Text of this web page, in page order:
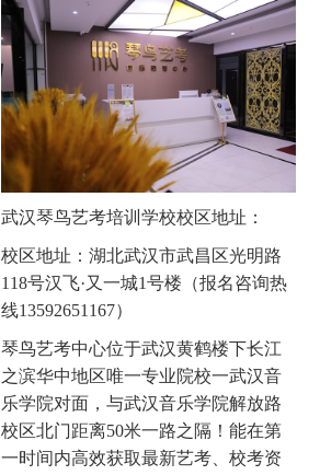
武汉琴鸟艺考培训学校校区地址：
校区地址：湖北武汉市武昌区光明路
118号汉飞·又一城1号楼（报名咨询热
线13592651167）
琴鸟艺考中心位于武汉黄鹤楼下长江
之滨华中地区唯一专业院校一武汉音
乐学院对面，与武汉音乐学院解放路
校区北门距离50米一路之隔！能在第
一时间内高效获取最新艺考、校考资